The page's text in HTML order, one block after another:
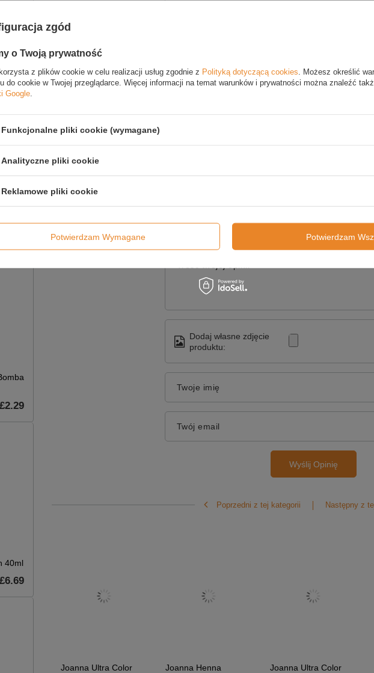
£7.09
£6.49
£2.29
40ml
£6.69
NAPISZ SWOJĄ OPINIĘ
Dodaj własne zdjęcie
produktu:
Twoje imię
Twój email
Wyślij Opinię
Poprzedni z tej kategorii
Men
Joanna Ultra Color
Joanna Henna
Joanna Ultra Color
Następny z
zgód
o Twoją prywatność
z plików cookie w celu realizacji usług zgodnie z Polityką dotyczącą cookies . Możesz określić
do cookie w Twojej przeglądarce. Więcej informacji na temat warunków i prywatności można znaleźć
Google
Funkcjonalne pliki cookie (wymagane)
Analityczne pliki cookie
Reklamowe pliki cookie
Potwierdzam Wymagane Potwierdzam